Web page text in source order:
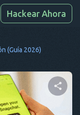
Hackear Ahora
(Guía 2026)
artículo